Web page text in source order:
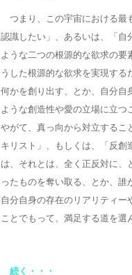
つまり、この宇宙における最
認識したい」、あるいは、「自
ような二つの根源的な欲求の要
うした根源的な欲求を実現する
何かを創り出す、とか、自分自
ような創造性や愛の立場に立つ
やがて、真っ向から対立するこ
キリスト」、もしくは、「反
は、それとは、全く正反対に、
ったものを奪い取る、とか、誰
自分自身の存在のリアリティー
ことでもって、満足する道を選
続く・・・